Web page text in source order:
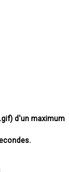
d'un maximum